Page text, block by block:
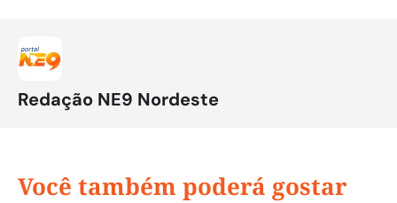
Redação NE9 Nordeste
Você também poderá gostar